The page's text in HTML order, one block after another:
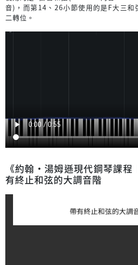
音)，而第14、26小節使用的是F大三和
二轉位。
《約翰‧湯姆遜現代鋼琴課程
有終止和弦的大調音階